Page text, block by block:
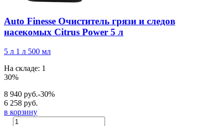
Auto Finesse Очиститель грязи и следов
насекомых Citrus Power 5 л
5 л 1 л 500 мл
На складе: 1
30%
8 940 руб.-30%
6 258 руб.
в корзину